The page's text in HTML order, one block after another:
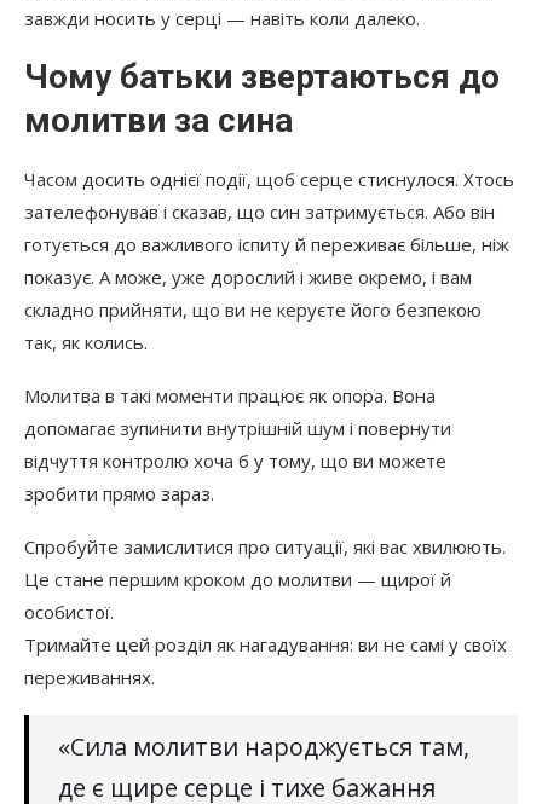
який живе окремо
Як підсилити дію молитви
завжди носить у серці — навіть коли далеко.
Чому батьки звертаються до
молитви за сина
Часом досить однієї події, щоб серце стиснулося. Хтось
зателефонував і сказав, що син затримується. Або він
готується до важливого іспиту й переживає більше, ніж
показує. А може, уже дорослий і живе окремо, і вам
складно прийняти, що ви не керуєте його безпекою
так, як колись.
Молитва в такі моменти працює як опора. Вона
допомагає зупинити внутрішній шум і повернути
відчуття контролю хоча б у тому, що ви можете
зробити прямо зараз.
Спробуйте замислитися про ситуації, які вас хвилюють.
Це стане першим кроком до молитви — щирої й
особистої.
Тримайте цей розділ як нагадування: ви не самі у своїх
переживаннях.
«Сила молитви народжується там,
де є щире серце і тихе бажання